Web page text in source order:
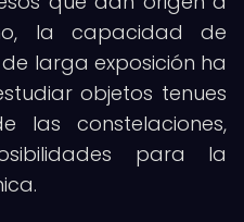
la capacidad de
larga exposición ha
objetos tenues
las constelaciones,
para la